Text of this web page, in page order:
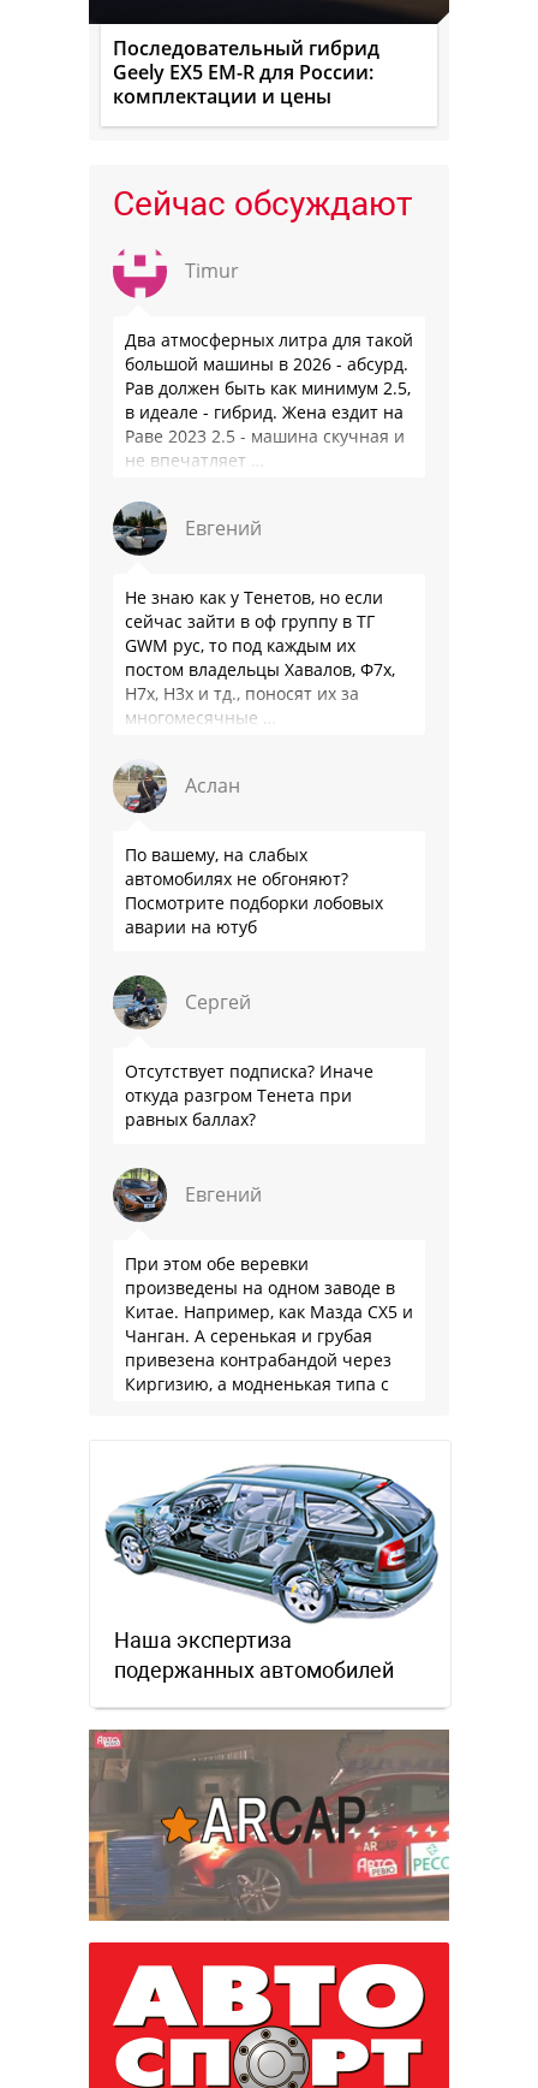
Последовательный гибрид
Geely EX5 EM-R для России:
комплектации и цены
Сейчас обсуждают
Timur
Два атмосферных литра для такой
большой машины в 2026 - абсурд.
Рав должен быть как минимум 2.5,
в идеале - гибрид. Жена ездит на
Раве 2023 2.5 - машина скучная и
не впечатляет …
Евгений
Не знаю как у Тенетов, но если
сейчас зайти в оф группу в ТГ
GWM рус, то под каждым их
постом владельцы Хавалов, Ф7х,
Н7х, Н3х и тд., поносят их за
многомесячные …
Аслан
По вашему, на слабых
автомобилях не обгоняют?
Посмотрите подборки лобовых
аварии на ютуб
Сергей
Отсутствует подписка? Иначе
откуда разгром Тенета при
равных баллах?
Евгений
При этом обе веревки
произведены на одном заводе в
Китае. Например, как Мазда СХ5 и
Чанган. А серенькая и грубая
привезена контрабандой через
Киргизию, а модненькая типа с
Наша экспертиза
подержанных автомобилей